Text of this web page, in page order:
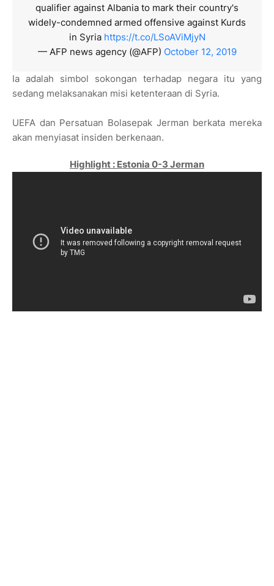
qualifier against Albania to mark their country's
widely-condemned armed offensive against Kurds
in Syria https://t.co/LSoAViMjyN
— AFP news agency (@AFP) October 12, 2019
Ia adalah simbol sokongan terhadap negara itu yang
sedang melaksanakan misi ketenteraan di Syria.
UEFA dan Persatuan Bolasepak Jerman berkata mereka
akan menyiasat insiden berkenaan.
Highlight : Estonia 0-3 Jerman